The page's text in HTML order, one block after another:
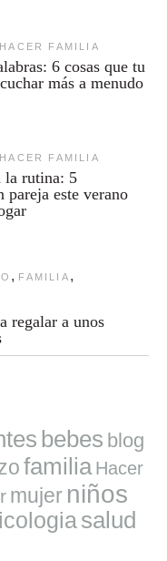
HACER FAMILIA
6 cosas que tu
más a menudo
HACER FAMILIA
la rutina: 5
pareja este verano
, FAMILIA ,
regalar a unos
bebes blog
familia Hacer
mujer niños
salud